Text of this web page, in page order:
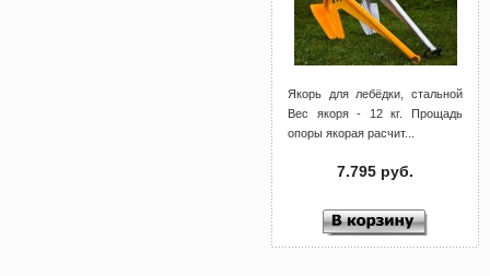
Якорь для лебёдки, стальной
Вес якоря - 12 кг. Прощадь
опоры якорая расчит...
7.795 руб.